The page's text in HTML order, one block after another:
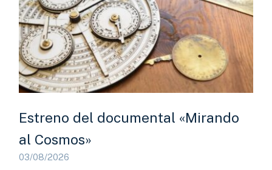
Estreno del documental «Mirando
al Cosmos»
03/08/2026